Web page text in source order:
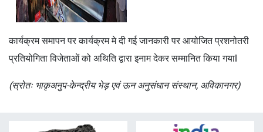
कार्यक्रम समापन पर कार्यक्रम मे दी गई जानकारी पर आयोजित प्रशनोतरी
प्रतियोगिता विजेताओं को अथिति द्वारा इनाम देकर सम्मानित किया गयाl
(स्रोतः भाकृअनुप-केन्द्रीय भेड़ एवं ऊन अनुसंधान संस्थान, अविकानगर)